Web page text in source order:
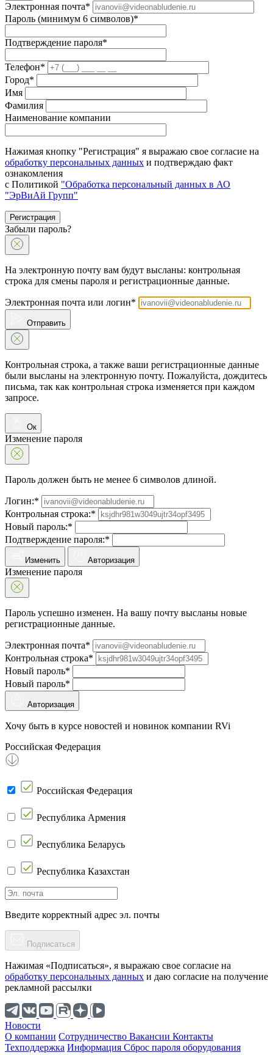
Электронная почта*
Пароль (минимум 6 символов)*
Подтверждение пароля*
Телефон*
Город*
Имя
Фамилия
Наименование компании
Нажимая кнопку "Регистрация" я выражаю свое согласие на
обработку персональных данных и подтверждаю факт
ознакомления
с Политикой "Обработка персональный данных в АО
"ЭрВиАй Групп"
Регистрация
Забыли пароль?
На электронную почту вам будут высланы: контрольная
строка для смены пароля и регистрационные данные.
Электронная почта или логин*
Отправить
Контрольная строка, а также ваши регистрационные данные
были высланы на электронную почту. Пожалуйста, дождитесь
письма, так как контрольная строка изменяется при каждом
запросе.
Ок
Изменение пароля
Пароль должен быть не менее 6 символов длиной.
Логин:*
Контрольная строка:*
Новый пароль:*
Подтверждение пароля:*
Изменить Авторизация
Изменение пароля
Пароль успешно изменен. На вашу почту высланы новые
регистрационные данные.
Электронная почта*
Контрольная строка*
Новый пароль*
Новый пароль*
Авторизация
Хочу быть в курсе новостей и новинок компании RVi
Российская Федерация
Российская Федерация
Республика Армения
Республика Беларусь
Республика Казахстан
Введите корректный адрес эл. почты
Подписаться
Нажимая «Подписаться», я выражаю свое согласие на
обработку персональных данных и даю согласие на получение
рекламной рассылки
Новости
О компании Cотрудничество Вакансии Контакты
Техподдержка Информация Сброс пароля оборудования